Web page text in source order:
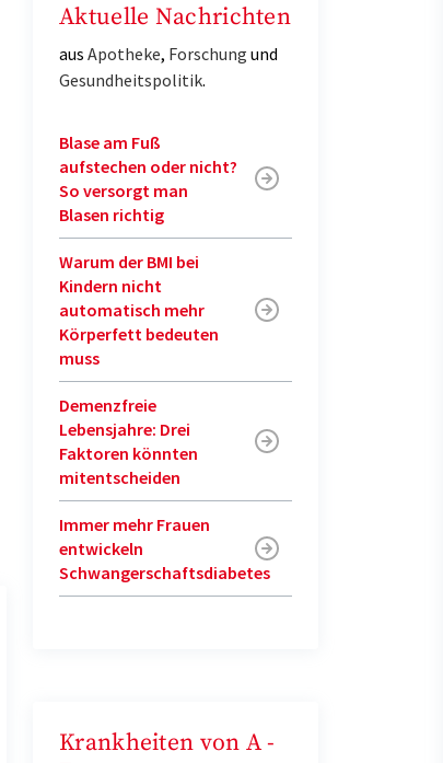
Aktuelle Nachrichten
aus Apotheke, Forschung und
Gesundheitspolitik.
Blase am Fuß
aufstechen oder nicht?
So versorgt man
Blasen richtig
Warum der BMI bei
Kindern nicht
automatisch mehr
Körperfett bedeuten
muss
Demenzfreie
Lebensjahre: Drei
Faktoren könnten
mitentscheiden
Immer mehr Frauen
entwickeln
Schwangerschaftsdiabetes
Krankheiten von A -